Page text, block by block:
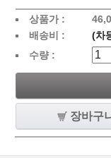
상품가 :
배송비 : (차
수량 :
장바구